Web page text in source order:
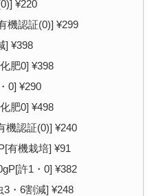
¥220
機認証(0)] ¥299
] ¥398
肥0] ¥398
0] ¥290
肥0] ¥498
機認証(0)] ¥240
有機栽培] ¥91
許1・0] ¥382
・6割減] ¥248